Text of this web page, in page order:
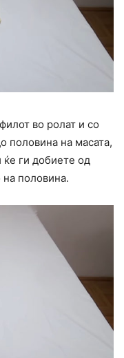
во ролат и со
половина на масата,
ќе ги добиете од
половина.